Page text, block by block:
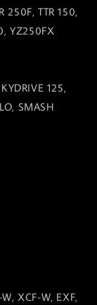
250F, TTR 150,
YZ250FX
125,
SMASH
XCF-W, EXF,